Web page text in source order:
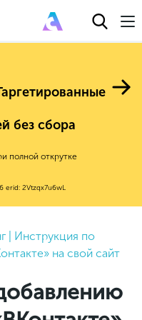
Calltouch
без сбора
полной открутке
erid: 2Vtzqx7u6wL
Инструкция по
на свой сайт